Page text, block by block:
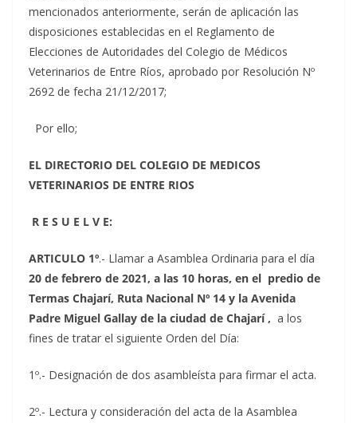
mencionados anteriormente, serán de aplicación las
disposiciones establecidas en el Reglamento de
Elecciones de Autoridades del Colegio de Médicos
Veterinarios de Entre Ríos, aprobado por Resolución Nº
2692 de fecha 21/12/2017;
Por ello;
EL DIRECTORIO DEL COLEGIO DE MEDICOS
VETERINARIOS DE ENTRE RIOS
R E S U E L V E:
ARTICULO 1º.- Llamar a Asamblea Ordinaria para el día
20 de febrero de 2021, a las 10 horas, en el predio de
Termas Chajarí, Ruta Nacional Nº 14 y la Avenida
Padre Miguel Gallay de la ciudad de Chajarí , a los
fines de tratar el siguiente Orden del Día:
1º.- Designación de dos asambleísta para firmar el acta.
2º.- Lectura y consideración del acta de la Asamblea